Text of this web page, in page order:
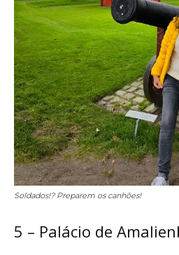
Soldados!? Preparem os canhões!
5 – Palácio de